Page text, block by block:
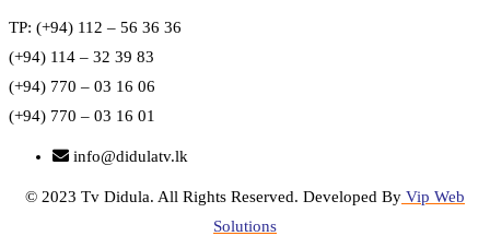
TP: (+94) 112 – 56 36 36
(+94) 114 – 32 39 83
(+94) 770 – 03 16 06
(+94) 770 – 03 16 01
info@didulatv.lk
© 2023 Tv Didula. All Rights Reserved. Developed By Vip Web
Solutions